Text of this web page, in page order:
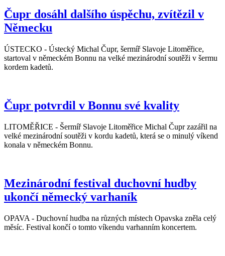
Čupr dosáhl dalšího úspěchu, zvítězil v
Německu
ÚSTECKO - Ústecký Michal Čupr, šermíř Slavoje Litoměřice,
startoval v německém Bonnu na velké mezinárodní soutěži v šermu
kordem kadetů.
Čupr potvrdil v Bonnu své kvality
LITOMĚŘICE - Šermíř Slavoje Litoměřice Michal Čupr zazářil na
velké mezinárodní soutěži v kordu kadetů, která se o minulý víkend
konala v německém Bonnu.
Mezinárodní festival duchovní hudby
ukončí německý varhaník
OPAVA - Duchovní hudba na různých místech Opavska zněla celý
měsíc. Festival končí o tomto víkendu varhanním koncertem.